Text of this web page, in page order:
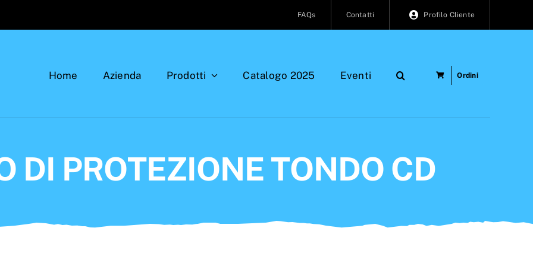
FAQs Contatti Profilo Cliente
Home Azienda Prodotti Catalogo 2025 Eventi Ordini
DI PROTEZIONE TONDO CD